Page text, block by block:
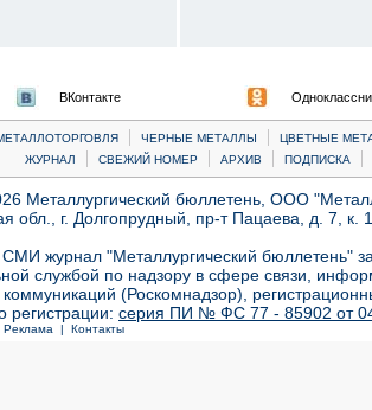
ВКонтакте
| ЧЕРНЫЕ МЕТАЛЛЫ |
ЦВЕТНЫЕ
ЖУРНАЛ
| СВЕЖИЙ НОМЕР | АРХИВ | ПОДПИСКА |
Металлургический бюллетень, ООО
обл., г. Долгопрудный, пр-т Пацаева, д. 7,
журнал "Металлургический бюллетень"
службой по надзору в сфере связи,
(Роскомнадзор),
регистрации: серия ПИ № ФС 77 - 85902 от 04
Реклама | Контакты